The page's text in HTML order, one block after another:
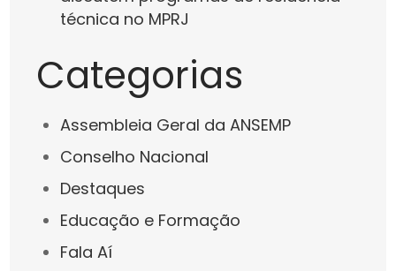
técnica no MPRJ
Categorias
Assembleia Geral da ANSEMP
Conselho Nacional
Destaques
Educação e Formação
Fala Aí